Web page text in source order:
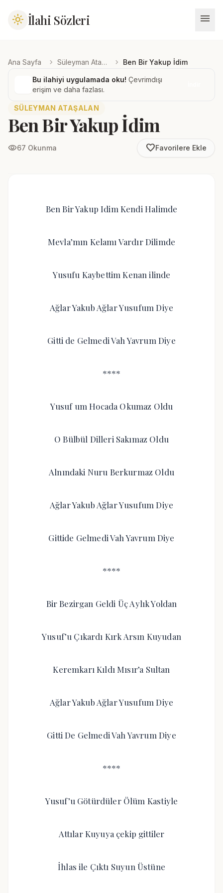
light_mode İlahi Sözleri menu
Ana Sayfa chevron_right Süleyman Ataşalan chevron_right Ben Bir Yakup İdim
Bu ilahiyi uygulamada oku! Çevrimdışı
erişim ve daha fazlası.
SÜLEYMAN ATAŞALAN
Ben Bir Yakup İdim
visibility67 Okunma favorite_borderFavorilere Ekle
Ben Bir Yakup Idim Kendi Halimde
Mevla’mın Kelamı Vardır Dilimde
Yusufu Kaybettim Kenan ilinde
Ağlar Yakub Ağlar Yusufum Diye
Gitti de Gelmedi Vah Yavrum Diye
****
Yusuf um Hocada Okumaz Oldu
O Bülbül Dilleri Sakımaz Oldu
Alnındaki Nuru Berkurmaz Oldu
Ağlar Yakub Ağlar Yusufum Diye
Gittide Gelmedi Vah Yavrum Diye
****
Bir Bezirgan Geldi Üç Aylık Yoldan
Yusuf’u Çıkardı Kırk Arsın Kuyudan
Keremkarı Kıldı Mısır’a Sultan
Ağlar Yakub Ağlar Yusufum Diye
Gitti De Gelmedi Vah Yavrum Diye
****
Yusuf’u Götürdüler Ölüm Kastiyle
Attılar Kuyuya çekip gittiler
İhlas ile Çıktı Suyun Üstüne